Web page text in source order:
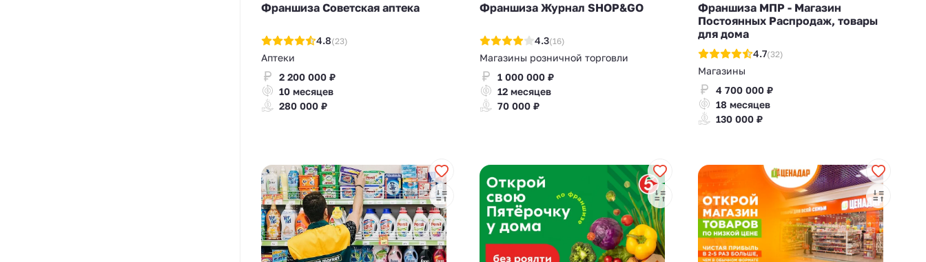
Франшиза Советская аптека
4.8(23)
Аптеки
2 200 000 ₽
10 месяцев
280 000 ₽
Франшиза Журнал SHOP&GO
4.3(16)
Магазины розничной торговли
1 000 000 ₽
12 месяцев
70 000 ₽
Франшиза МПР - Магазин
Постоянных Распродаж, товары
для дома
4.7(32)
Магазины
4 700 000 ₽
18 месяцев
130 000 ₽